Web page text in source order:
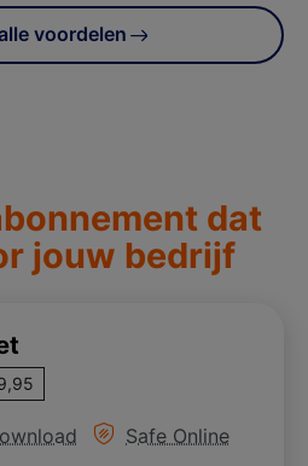
voordelen
dat
jouw bedrijf
Meer informatie
Safe Online